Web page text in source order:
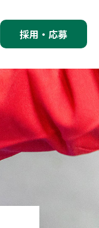
採用・応募